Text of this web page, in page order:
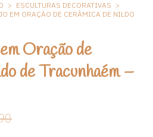
> ESCULTURAS DECORATIVAS >
EM ORAÇÃO DE CERÂMICA DE NILDO
Oração de
de Tracunhaém –